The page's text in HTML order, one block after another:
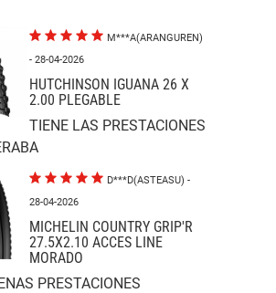
M***A(ARANGUREN)
- 28-04-2026
HUTCHINSON IGUANA 26 X
2.00 PLEGABLE
TIENE LAS PRESTACIONES
D***D(ASTEASU) -
28-04-2026
MICHELIN COUNTRY GRIP'R
27.5X2.10 ACCES LINE
MORADO
PRESTACIONES